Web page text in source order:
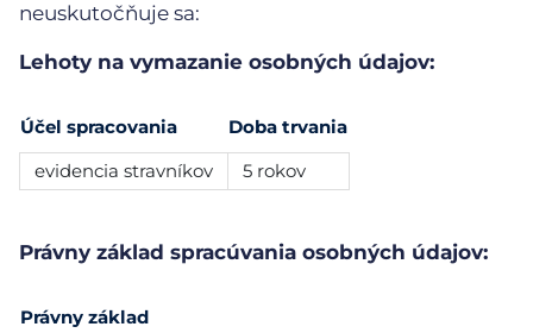
neuskutočňuje sa:
Lehoty na vymazanie osobných údajov:
Účel spracovania
Doba trvania
evidencia stravníkov
5 rokov
Právny základ spracúvania osobných údajov:
Právny základ